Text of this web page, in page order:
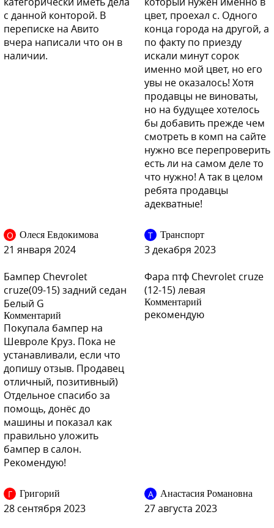
GOP, 41C - Dark Mahagony
GAN, 176 - Switchblade Silver
GAN, 176 - Switchblade Silver
GAN, 176 - Switchblade Silver
GAN, 176 - Switchblade Silver
с данной конторой. В
переписке на Авито
вчера написали что он в
наличии.
цвет, проехал с. Одного
конца города на другой, а
по факту по приезду
искали минут сорок
именно мой цвет, но его
увы не оказалось! Хотя
продавцы не виноваты,
но на будущее хотелось
бы добавить прежде чем
смотреть в комп на сайте
нужно все перепроверить
есть ли на самом деле то
что нужно! А так в целом
ребята продавцы
адекватные!
О Олеся Евдокимова
21 января 2024
Бампер Chevrolet
cruze(09-15) задний седан
Белый G
Комментарий
Покупала бампер на
Шевроле Круз. Пока не
устанавливали, если что
допишу отзыв. Продавец
отличный, позитивный)
Отдельное спасибо за
помощь, донёс до
машины и показал как
правильно уложить
бампер в салон.
Рекомендую!
Т Транспорт
3 декабря 2023
Фара птф Chevrolet cruze
(12-15) левая
Комментарий
рекомендую
Г Григорий
28 сентября 2023
А Анастасия Романовна
27 августа 2023